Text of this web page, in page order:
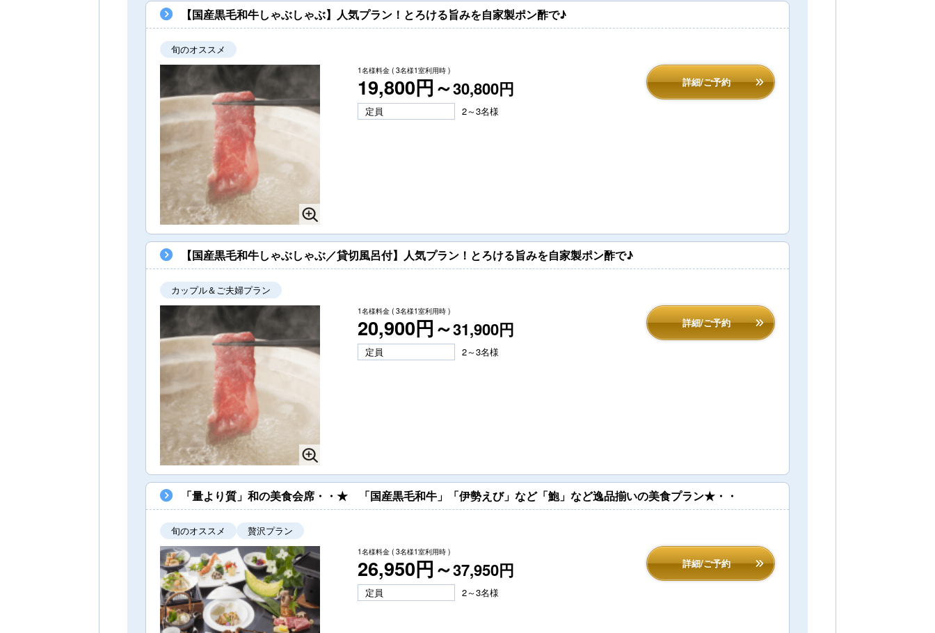
【国産黒毛和牛しゃぶしゃぶ】人気プラン！とろける旨みを自家製ポン酢で♪
旬のオススメ
1名様料金 ( 3名様1室利用時 )
19,800円～30,800円 詳細/ご予約
定員 2～3名様
【国産黒毛和牛しゃぶしゃぶ／貸切風呂付】人気プラン！とろける旨みを自家製ポン酢で♪
カップル＆ご夫婦プラン
1名様料金 ( 3名様1室利用時 )
20,900円～31,900円 詳細/ご予約
定員 2～3名様
「量より質」和の美食会席・・★ 「国産黒毛和牛」「伊勢えび」など「鮑」など逸品揃いの美食プラン★・・
旬のオススメ 贅沢プラン
1名様料金 ( 3名様1室利用時 )
26,950円～37,950円 詳細/ご予約
定員 2～3名様